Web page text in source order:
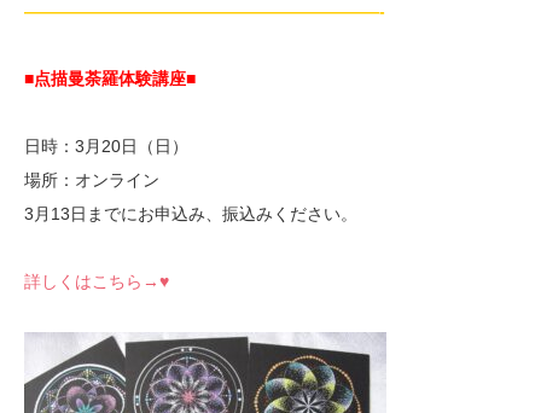
—————————————————————-
■点描曼荼羅体験講座■
日時：3月20日（日）
場所：オンライン
3月13日までにお申込み、振込みください。
詳しくはこちら→♥